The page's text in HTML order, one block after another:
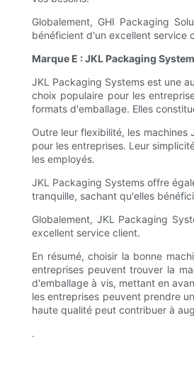
Globalement, GHI Packaging
bénéficient d'un excellent service
Marque E : JKL Packaging
JKL Packaging Systems est une
choix populaire pour les
formats d'emballage. Elles
Outre leur flexibilité, les
pour les entreprises. Leur
les employés.
JKL Packaging Systems offre
tranquille, sachant qu'elles
Globalement, JKL Packaging
excellent service client.
En résumé, choisir la bonne
entreprises peuvent trouver la
d'emballage à vis, mettant en
les entreprises peuvent prendre
haute qualité peut contribuer à
.